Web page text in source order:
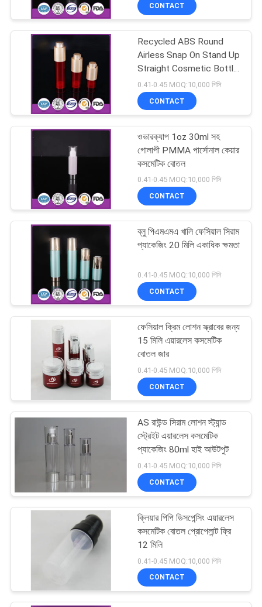
নিয়ন্ত্রণ
যোগাযোগ
উদ্ধৃতির
জন্য
ম্যাপ
PRIVACY
POLICY
প্লাস্টিক লোশন বোতল
151
প্লাস্টিক অঙ্গরাগ টিউব
103
অঙ্গরাগ স্প্রে বোতল
28
ফোম পাম্প রহমান
অঙ্গরাগ কম্প্যাক্ট কন্টেনারগুলি
CONTACT
Recycled ABS Round
Airless Snap On Stand Up
Straight Cosmetic Bottle
15ml
0.41-0.45 MOQ:10,000 পিসি
CONTACT
ওভারক্যাপ 1oz 30ml সহ
গোলাপী PMMA পার্সোনাল কেয়ার
কসমেটিক বোতল
0.41-0.45 MOQ:10,000 পিসি
CONTACT
ব্লু পিএমএমএ খালি ফেসিয়াল সিরাম
প্যাকেজিং 20 মিলি একাধিক ক্ষমতা
0.41-0.45 MOQ:10,000 পিসি
CONTACT
ফেসিয়াল ক্রিম লোশন স্ক্রাবের জন্য
15 মিলি এয়ারলেস কসমেটিক
বোতল জার
0.41-0.45 MOQ:10,000 পিসি
CONTACT
AS রাউন্ড সিরাম লোশন স্ট্যান্ড
স্ট্রেইট এয়ারলেস কসমেটিক
প্যাকেজিং 80ml হাই আউটপুট
0.41-0.45 MOQ:10,000 পিসি
CONTACT
ক্লিয়ার পিপি ডিসপেন্সিং এয়ারলেস
কসমেটিক বোতল প্রোপেলান্ট ফ্রি
12 মিলি
0.41-0.45 MOQ:10,000 পিসি
CONTACT